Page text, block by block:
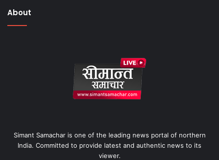
About
Simant Samachar is one of the leading news portal of northern
India. Committed to provide latest and authentic news to its
viewer.